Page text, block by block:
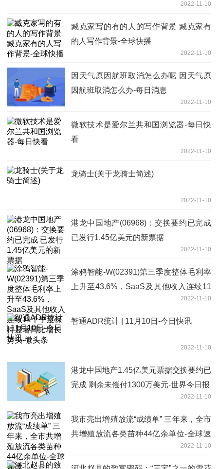
2022-11-10
臧克家写的有的人的写作背景 臧克家有
的人写作背景-全球快播
2022-11-10
因天气原因航班取消怎么办呢 因天气原
因航班取消怎么办-每日消息
2022-11-10
微软技术是爱尔兰共和国浏览器-每日快
看
2022-11-10
龙骑士(关于龙骑士简述)
2022-11-10
港龙中国地产(06968)：交换要约已完成
已发行1.45亿美元的新票据
2022-11-10
涂鸦智能-W(02391)第三季度整体毛利率
上升至43.6%，SaaS及其他收入连续11
个季度保持显著同比增长势头-微头条
2022-11-10
智通ADR统计 | 11月10日-今日快讯
2022-11-10
港龙中国地产1.45亿美元票据交换要约已
完成 剩余未偿付1300万美元-世界今日报
2022-11-10
我市亮出增殖放流“成绩单” 三年来，全市
共增殖放流各类苗种44亿余单位-全球速
2022-11-10